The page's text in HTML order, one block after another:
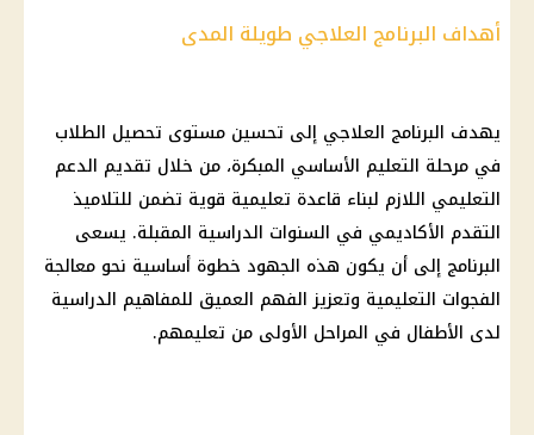
أهداف البرنامج العلاجي طويلة المدى
يهدف البرنامج العلاجي إلى تحسين مستوى تحصيل الطلاب
في مرحلة التعليم الأساسي المبكرة، من خلال تقديم الدعم
التعليمي اللازم لبناء قاعدة تعليمية قوية تضمن للتلاميذ
التقدم الأكاديمي في السنوات الدراسية المقبلة. يسعى
البرنامج إلى أن يكون هذه الجهود خطوة أساسية نحو معالجة
الفجوات التعليمية وتعزيز الفهم العميق للمفاهيم الدراسية
لدى الأطفال في المراحل الأولى من تعليمهم.